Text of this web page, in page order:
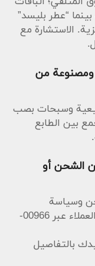
“عطر بليسد”
الاستشارة مع
ومصنوعة من
وسبحات بصب
بين الطابع
الشحن أو
وسياسة
الاستبدال أو الضمان، تواصل مع خدمة العملاء عبر 00966-
بالتفاصيل